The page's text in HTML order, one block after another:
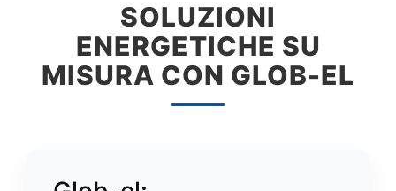
SOLUZIONI
ENERGETICHE SU
MISURA CON GLOB-EL